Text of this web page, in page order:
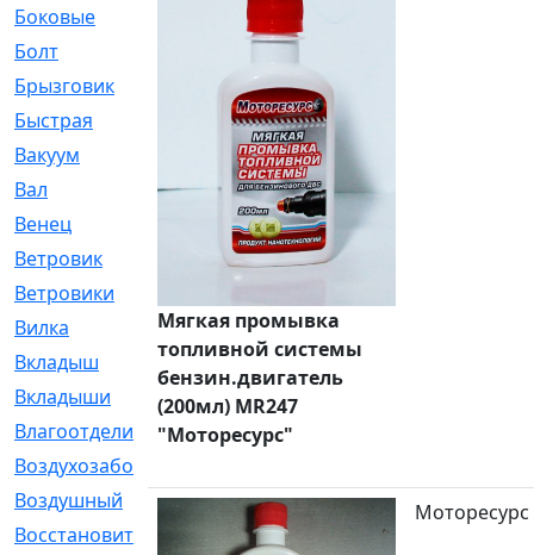
Боковые
[4]
Болт
Брызговик
[77]
Быстрая
[2]
Вакуум
[23]
Вал
[194]
Венец
[16]
Ветровик
[132]
Ветровики
Вилка
[15]
Вкладыш
[41]
Вкладыши
[1131]
Влагоотделитель
[2]
Воздухозаборник
Воздушный
[1]
Восстановительный
[1]
Мягкая промывка
топливной системы
бензин.двигатель
(200мл) MR247
"Моторесурс"
Моторесурс